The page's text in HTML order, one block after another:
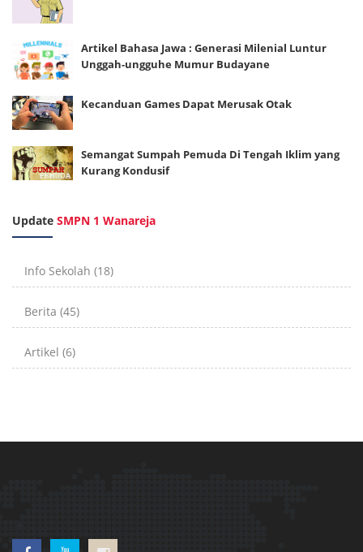
Artikel Bahasa Jawa : Generasi Milenial Luntur
Unggah-ungguhe Mumur Budayane
Kecanduan Games Dapat Merusak Otak
Semangat Sumpah Pemuda Di Tengah Iklim yang
Kurang Kondusif
Update SMPN 1 Wanareja
Info Sekolah (18)
Berita (45)
Artikel (6)